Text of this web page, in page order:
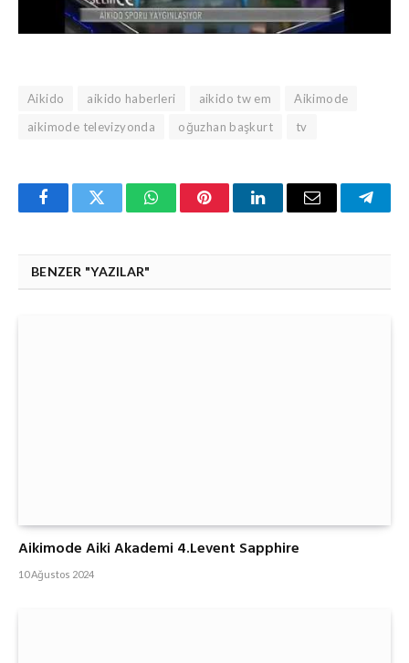
Aikido aikido haberleri aikido tw em
Aikimode
aikimode televizyonda
oğuzhan başkurt tv
FacebookTwitter WhatsAppPinterestLinkedin'de
Email
BENZER "YAZILAR"
Aikimode Aiki Akademi 4.Levent Sapphire
10 Ağustos 2024